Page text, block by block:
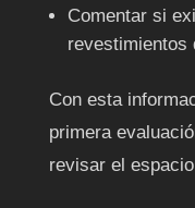
Comentar si
revestimientos
Con esta
primera
revisar el